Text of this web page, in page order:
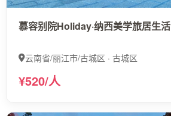
慕容别院Holiday·纳西美学旅居生活
云南省/丽江市/古城区 · 古城区
¥520/人